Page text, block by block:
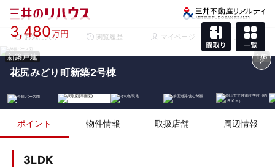
お気に入り 閲覧履歴 マイページ メニュー
新築戸建 1/6
3,480万円
花尻みどり町新築2号棟
ポイント 物件情報 取扱店舗 周辺情報
3LDK